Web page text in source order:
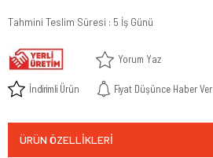
Tahmini Teslim Süresi : 5 İş Günü
Yorum Yaz
İndirimli Ürün Fiyat Düşünce Haber Ver
ÜRÜN ÖZELLIKLERI